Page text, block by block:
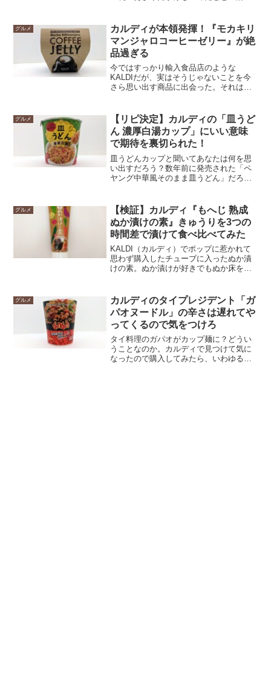
グルメ
カルディが本領発揮！『モカキリ
マンジャロコーヒーゼリー』が絶
品過ぎる
今ではすっかり輸入食品店のような
KALDIだが、実はそうじゃないことを今
さら思い出す商品に出会った。それはカ
正式名称は「カルディコーヒーファー
ム」という名前だ。コーヒーこそカルデ
ィの得意分野だったことを忘れていた。
そんなカルディの本気のコーヒーゼリー
はどんなものなのか？それは単なるゼリ
ーを超越した、もはやコーヒーそのもの
といっても過言のないゼリーだった。
グルメ
【リピ決定】カルディの「皿うど
ん 濃厚白湯カップ」にいい意味
で期待を裏切られた！
皿うどんカップと聞いてあなたは何を思
い出すだろう？数年前に発売された「ペ
ヤング中華風そのまま皿うどん」だろう
も同じような常温調理のものかと思いき
や、熱湯を注いで作るというのだ。それ
だとパリパリの揚げ麺がぐにゃぐにゃに
なってしまうのではないか？そんな不安
を抱きながらも、セールになっていたの
で興味本位で購入してみた。その結果は
皿うどんというよりも、まったく別の食
べ物だった！だが、リピートを即決させ
グルメ
【検証】カルディ『もへじ 熟成
ぬか漬けの素』きゅうりを3つの
時間差で漬けて食べ比べてみた
KALDI（カルディ）でポップに惹かれて
思わず購入したチューブに入ったぬか漬
けの素。ぬか漬けが好きでもぬか床を
のも魅力的。一晩で漬かるということだ
けれど、どのくらい漬かるものなのか？
きゅうり1本を9時間・24時間・30時間と
漬ける時間を変えて検証、食べ比べてみ
た。どのくらい違いがあるのか、どんな
味なのか、写真を交えてレポしていく。
グルメ
カルディのタイプレジデント「ガ
パオヌードル」の辛さは遅れてや
ってくるので気をつけろ
タイ料理のガパオがカップ麺に？どうい
うことなのか。カルディで見つけて気に
なったので購入してみたら、いわゆるガ